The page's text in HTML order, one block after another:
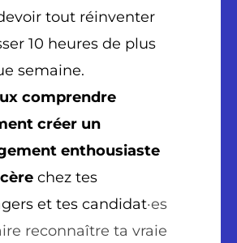
tout réinventer
10 heures de plus
semaine.
comprendre
créer un
enthousiaste
chez tes
et tes candidat·es
reconnaître ta vraie